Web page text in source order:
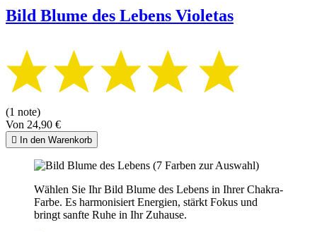
Bild Blume des Lebens Violetas
(1 note)
Von 24,90 €
 In den Warenkorb
Wählen Sie Ihr Bild Blume des Lebens in Ihrer Chakra-
Farbe. Es harmonisiert Energien, stärkt Fokus und
bringt sanfte Ruhe in Ihr Zuhause.